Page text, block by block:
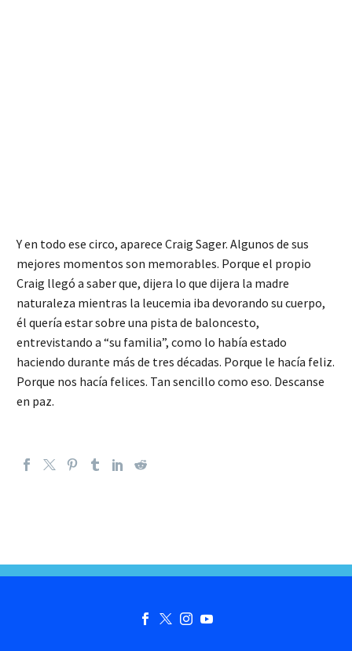
Y en todo ese circo, aparece Craig Sager. Algunos de sus
mejores momentos son memorables. Porque el propio
Craig llegó a saber que, dijera lo que dijera la madre
naturaleza mientras la leucemia iba devorando su cuerpo,
él quería estar sobre una pista de baloncesto,
entrevistando a “su familia”, como lo había estado
haciendo durante más de tres décadas. Porque le hacía feliz.
Porque nos hacía felices. Tan sencillo como eso. Descanse
en paz.